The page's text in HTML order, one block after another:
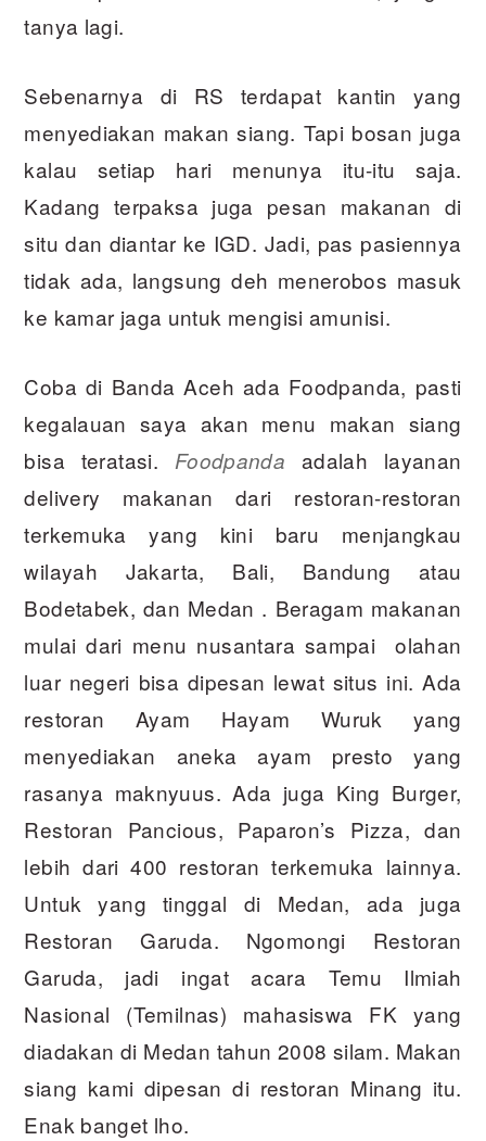
tanya lagi.
Sebenarnya di RS terdapat kantin yang
menyediakan makan siang. Tapi bosan juga
kalau setiap hari menunya itu-itu saja.
Kadang terpaksa juga pesan makanan di
situ dan diantar ke IGD. Jadi, pas pasiennya
tidak ada, langsung deh menerobos masuk
ke kamar jaga untuk mengisi amunisi.
Coba di Banda Aceh ada Foodpanda, pasti
kegalauan saya akan menu makan siang
bisa teratasi. Foodpanda adalah layanan
delivery makanan dari restoran-restoran
terkemuka yang kini baru menjangkau
wilayah Jakarta, Bali, Bandung atau
Bodetabek, dan Medan . Beragam makanan
mulai dari menu nusantara sampai olahan
luar negeri bisa dipesan lewat situs ini. Ada
restoran Ayam Hayam Wuruk yang
menyediakan aneka ayam presto yang
rasanya maknyuus. Ada juga King Burger,
Restoran Pancious, Paparon’s Pizza, dan
lebih dari 400 restoran terkemuka lainnya.
Untuk yang tinggal di Medan, ada juga
Restoran Garuda. Ngomongi Restoran
Garuda, jadi ingat acara Temu Ilmiah
Nasional (Temilnas) mahasiswa FK yang
diadakan di Medan tahun 2008 silam. Makan
siang kami dipesan di restoran Minang itu.
Enak banget lho.